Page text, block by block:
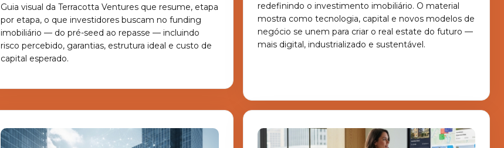
Guia visual da Terracotta Ventures que resume, etapa
por etapa, o que investidores buscam no funding
imobiliário — do pré-seed ao repasse — incluindo
risco percebido, garantias, estrutura ideal e custo de
capital esperado.
redefinindo o investimento imobiliário. O material
mostra como tecnologia, capital e novos modelos de
negócio se unem para criar o real estate do futuro —
mais digital, industrializado e sustentável.